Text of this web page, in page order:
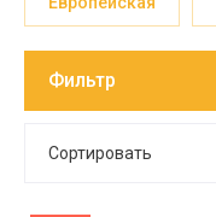
Фильтр
Сортировать